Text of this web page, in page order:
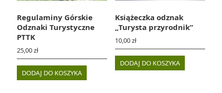
Regulaminy Górskie
Odznaki Turystyczne
PTTK
25,00zł
DODAJ DO KOSZYKA
Książeczka odznak
„Turysta przyrodnik”
10,00zł
DODAJ DO KOSZYKA